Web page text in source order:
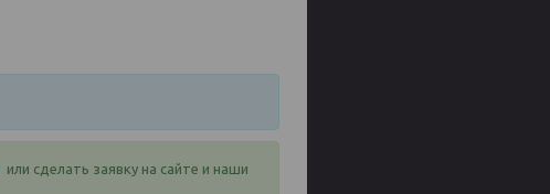
или сделать заявку на сайте и наши